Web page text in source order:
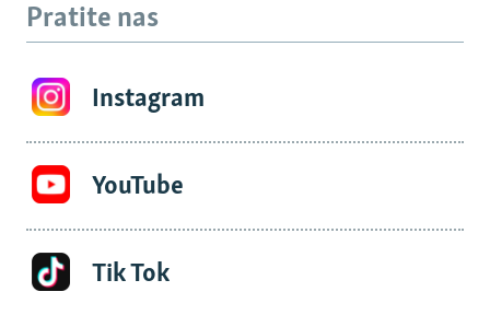
Pratite nas
Instagram
YouTube
Tik Tok